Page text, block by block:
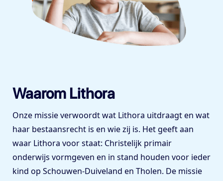
Waarom Lithora
Onze missie verwoordt wat Lithora uitdraagt en wat
haar bestaansrecht is en wie zij is. Het geeft aan
waar Lithora voor staat: Christelijk primair
onderwijs vormgeven en in stand houden voor ieder
kind op Schouwen-Duiveland en Tholen. De missie